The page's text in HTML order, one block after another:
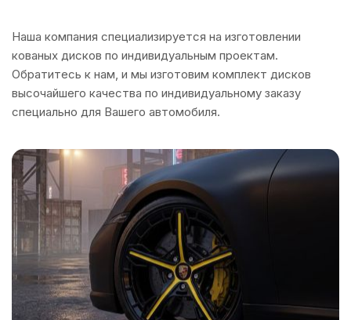
Наша компания специализируется на изготовлении
кованых дисков по индивидуальным проектам.
Обратитесь к нам, и мы изготовим комплект дисков
высочайшего качества по индивидуальному заказу
специально для Вашего автомобиля.